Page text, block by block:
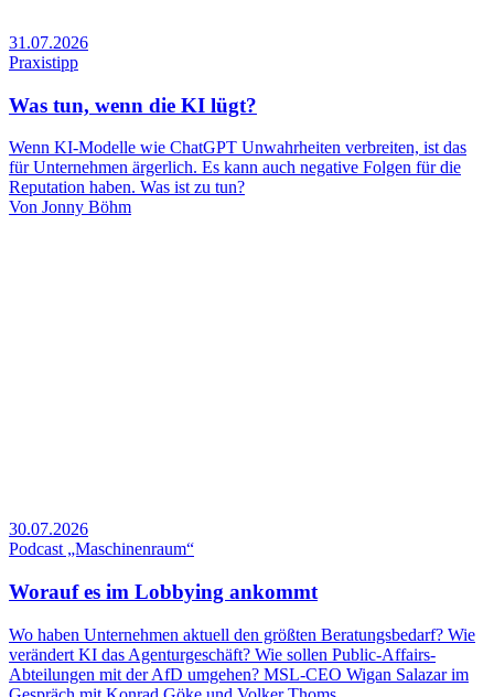
31.07.2026
Praxistipp
Was tun, wenn die KI lügt?
Wenn KI-Modelle wie ChatGPT Unwahrheiten verbreiten, ist das
für Unternehmen ärgerlich. Es kann auch negative Folgen für die
Reputation haben. Was ist zu tun?
Von Jonny Böhm
30.07.2026
Podcast „Maschinenraum“
Worauf es im Lobbying ankommt
Wo haben Unternehmen aktuell den größten Beratungsbedarf? Wie
verändert KI das Agenturgeschäft? Wie sollen Public-Affairs-
Abteilungen mit der AfD umgehen? MSL-CEO Wigan Salazar im